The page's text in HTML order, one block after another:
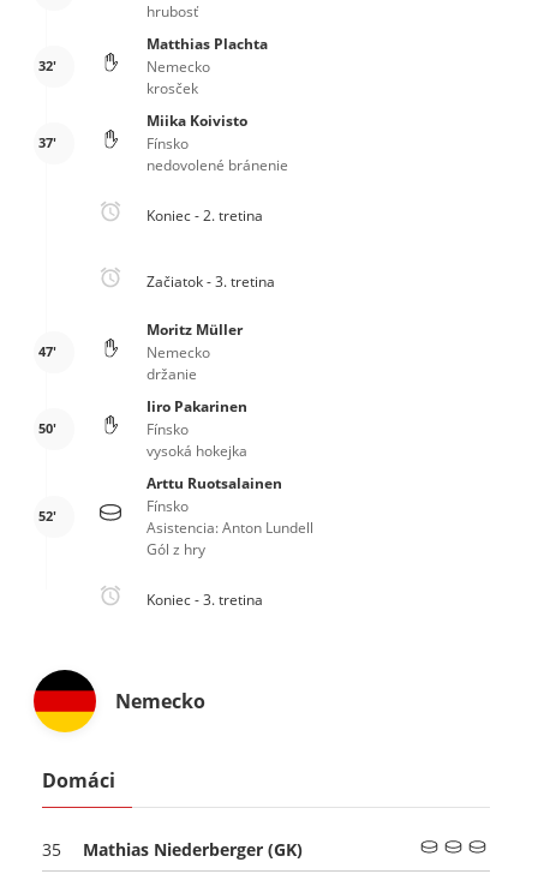
hrubosť
Matthias Plachta
Nemecko
krosček
32'
37'
Miika Koivisto
Fínsko
nedovolené bránenie
Koniec - 2. tretina
Začiatok - 3. tretina
Moritz Müller
Nemecko
držanie
47'
50'
Iiro Pakarinen
Fínsko
vysoká hokejka
52'
Arttu Ruotsalainen
Fínsko
Asistencia: Anton Lundell
Gól z hry
Koniec - 3. tretina
Nemecko
Domáci
35 Mathias Niederberger (GK)